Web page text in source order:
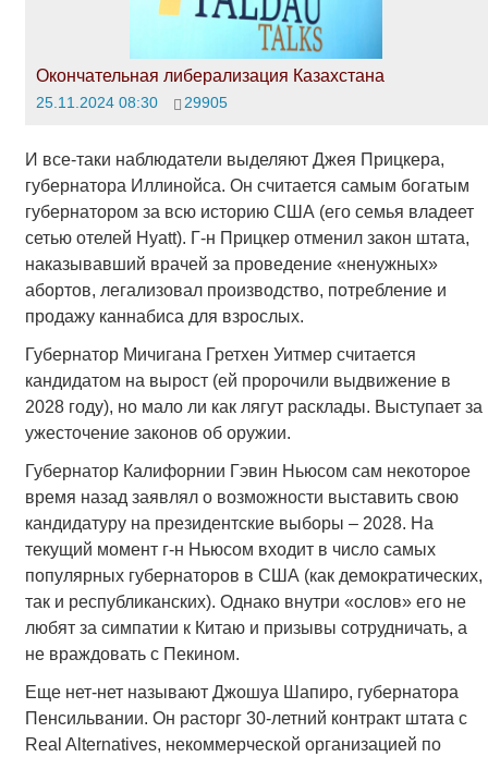
Окончательная либерализация Казахстана
25.11.2024 08:30 29905
И все-таки наблюдатели выделяют Джея Прицкера,
губернатора Иллинойса. Он считается самым богатым
губернатором за всю историю США (его семья владеет
сетью отелей Hyatt). Г-н Прицкер отменил закон штата,
наказывавший врачей за проведение «ненужных»
абортов, легализовал производство, потребление и
продажу каннабиса для взрослых.
Губернатор Мичигана Гретхен Уитмер считается
кандидатом на вырост (ей пророчили выдвижение в
2028 году), но мало ли как лягут расклады. Выступает за
ужесточение законов об оружии.
Губернатор Калифорнии Гэвин Ньюсом сам некоторое
время назад заявлял о возможности выставить свою
кандидатуру на президентские выборы – 2028. На
текущий момент г-н Ньюсом входит в число самых
популярных губернаторов в США (как демократических,
так и республиканских). Однако внутри «ослов» его не
любят за симпатии к Китаю и призывы сотрудничать, а
не враждовать с Пекином.
Еще нет-нет называют Джошуа Шапиро, губернатора
Пенсильвании. Он расторг 30-летний контракт штата с
Real Alternatives, некоммерческой организацией по